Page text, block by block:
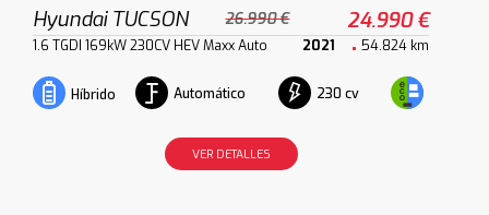
Hyundai TUCSON 26.990 € 24.990 €
1.6 TGDI 169kW 230CV HEV Maxx Auto 2021 54.824 km
Híbrido Automático 230 cv
VER DETALLES